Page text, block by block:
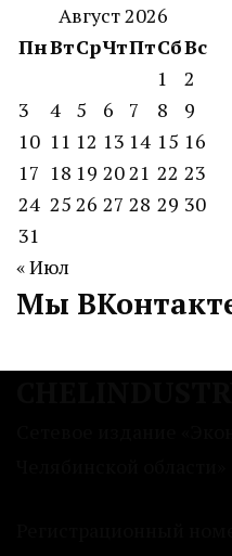
Август 2026
ПнВтСрЧтПтСбВс
1
2
3
4 5 6 7 8
9
10 11 12 13 14 15 16
17 18 19 2021 22 23
24 25 26 27 28 29 30
31
« Июл
Мы